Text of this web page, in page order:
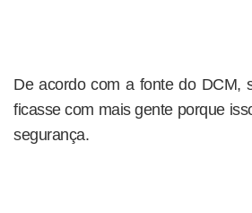
De acordo com a fonte do DCM,
ficasse com mais gente porque
segurança.